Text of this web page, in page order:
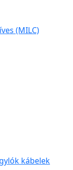
(MILC)
kábelek